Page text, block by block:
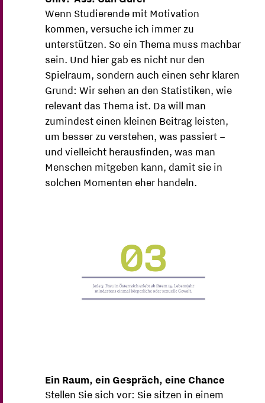
Wenn Studierende mit Motivation
kommen, versuche ich immer zu
unterstützen. So ein Thema muss machbar
sein. Und hier gab es nicht nur den
Spielraum, sondern auch einen sehr klaren
Grund: Wir sehen an den Statistiken, wie
relevant das Thema ist. Da will man
zumindest einen kleinen Beitrag leisten,
um besser zu verstehen, was passiert –
und vielleicht herausfinden, was man
Menschen mitgeben kann, damit sie in
solchen Momenten eher handeln.
Ein Raum, ein Gespräch, eine Chance
Stellen Sie sich vor: Sie sitzen in einem